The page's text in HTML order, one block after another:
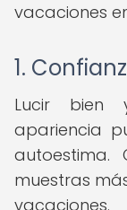
vacaciones
1.
Lucir bien
apariencia
autoestima.
muestras